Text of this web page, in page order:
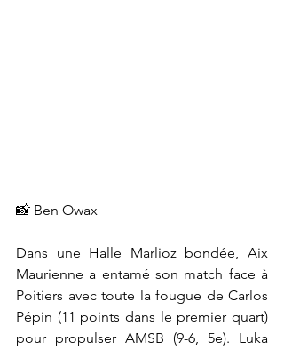
📸 Ben Owax
Dans une Halle Marlioz bondée, Aix
Maurienne a entamé son match face à
Poitiers avec toute la fougue de Carlos
Pépin (11 points dans le premier quart)
pour propulser AMSB (9-6, 5e). Luka